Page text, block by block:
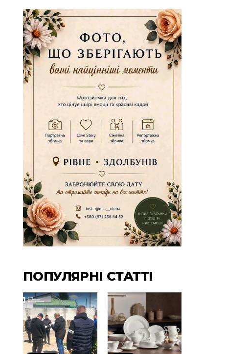
ПОПУЛЯРНІ СТАТТІ